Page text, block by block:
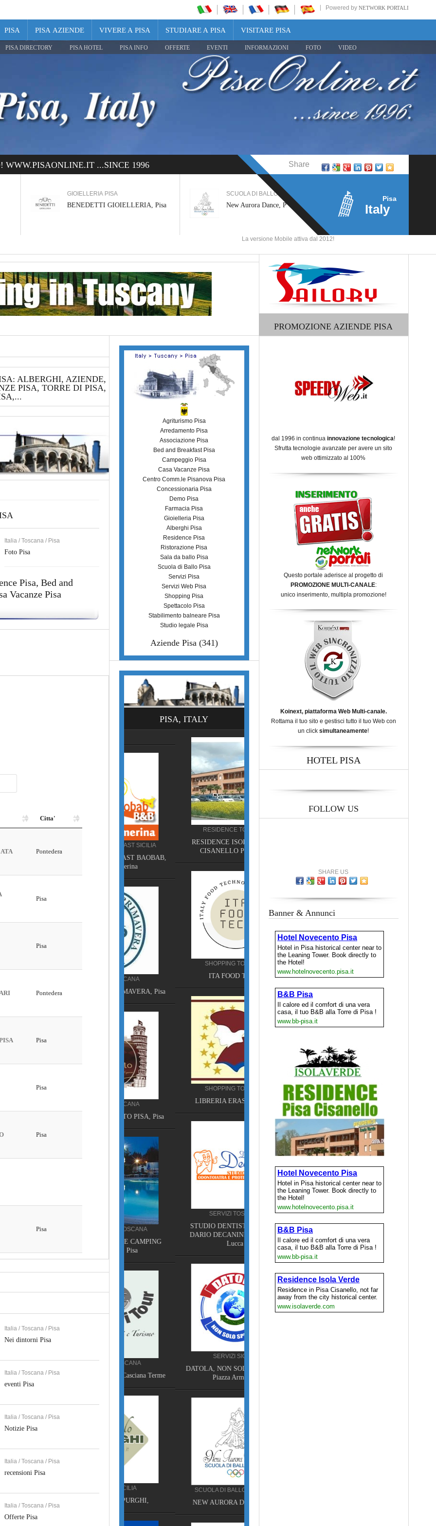
Powered by NETWORK PORTALI
PISA PISA AZIENDE VIVERE A PISA STUDIARE A PISA VISITARE PISA
PISA DIRECTORY PISA HOTEL PISA INFO OFFERTE EVENTI INFORMAZIONI FOTO VIDEO
WWW.PISAONLINE.IT ...SINCE 1996
BENEDETTI GIOIELLERIA, Pisa
SCUOLA DI BALLO PISA
New Aurora Dance, Pisa
SERVIZI WEB PISA
Jolly Partner, Pisa
Share
Pisa
Italy
La versione Mobile attiva dal 2012!
ALBERGHI, AZIENDE,
PISA, TORRE DI PISA,
Italia / Toscana / Pisa
Foto Pisa
Pisa, Bed and
Vacanze Pisa
Italia / Toscana / Pisa
Nei dintorni Pisa
Italia / Toscana / Pisa
eventi Pisa
Italia / Toscana / Pisa
Notizie Pisa
Italia / Toscana / Pisa
recensioni Pisa
Italia / Toscana / Pisa
Offerte Pisa
Agriturismo Pisa
Arredamento Pisa
Associazione Pisa
Bed and Breakfast Pisa
Campeggio Pisa
Casa Vacanze Pisa
Centro Comm.le Pisanova Pisa
Concessionaria Pisa
Demo Pisa
Farmacia Pisa
Gioielleria Pisa
Alberghi Pisa
Residence Pisa
Ristorazione Pisa
Sala da ballo Pisa
Scuola di Ballo Pisa
Servizi Pisa
Servizi Web Pisa
Shopping Pisa
Spettacolo Pisa
Stabilimento balneare Pisa
Studio legale Pisa
Aziende Pisa(341)
PISA, ITALY
HOTEL VILLA PRIMAVERA, Pisa
CAMPEGGIO TOSCANA
SERVIZI TOSCANA
VELATHRI TOUR, Casciana Terme
RESIDENCE TOSCANA
RESIDENCE ISOLA VERDE,
CISANELLO PISA, Pisa
SHOPPING TOSCANA
ITA FOOD TECH,
SHOPPING TOSCANA
LIBRERIA ERASMUS, Pisa
SERVIZI TOSCANA
STUDIO DENTISTICO DOTT.
DARIO DECANINI, Capannori,
DATOLA, NON SOLO SPURGHI,
Piazza Armerina
SCUOLA DI BALLO TOSCANA
NEW AURORA DANCE, Pisa
PROMOZIONE AZIENDE PISA
dal 1996 in continua innovazione tecnologica!
Sfrutta tecnologie avanzate per avere un sito
web ottimizzato al 100%
Questo portale aderisce al progetto di
PROMOZIONE MULTI-CANALE:
unico inserimento, multipla promozione!
Koinext, piattaforma Web Multi-canale.
Rottama il tuo sito e gestisci tutto il tuo Web con
un click simultaneamente!
HOTEL PISA
FOLLOW US
SHARE US
Banner & Annunci